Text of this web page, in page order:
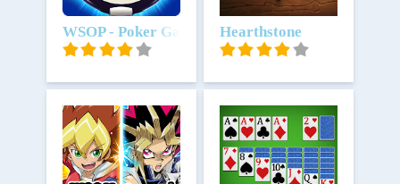
Scarica
WSOP - Poker Games Online
Scarica
Hearthstone